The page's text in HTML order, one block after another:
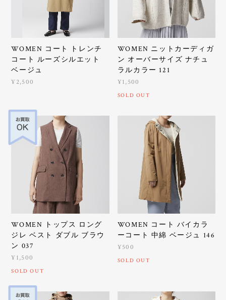
WOMEN コート トレンチ
コート ルーズシルエット
ベージュ
¥2,500
WOMEN ニットカーディガ
ン オーバーサイズ ナチュ
ラルカラー 121
¥1,500
SOLD OUT
WOMEN トップス ロング
ジレ ベスト ダブル ブラウ
ン 037
¥1,500
SOLD OUT
WOMEN コート バイカラ
ーコート 中綿 ベージュ 146
¥500
SOLD OUT